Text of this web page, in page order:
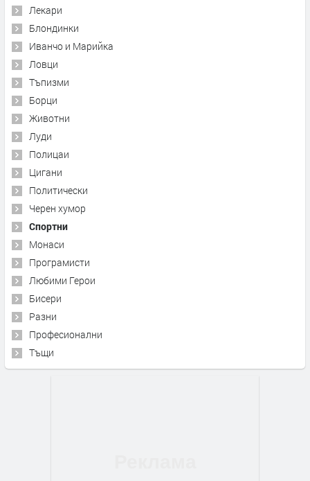
Лекари
Блондинки
Иванчо и Марийка
Ловци
Тъпизми
Борци
Животни
Луди
Полицаи
Цигани
Политически
Черен хумор
Спортни
Монаси
Програмисти
Любими Герои
Бисери
Разни
Професионални
Тъщи